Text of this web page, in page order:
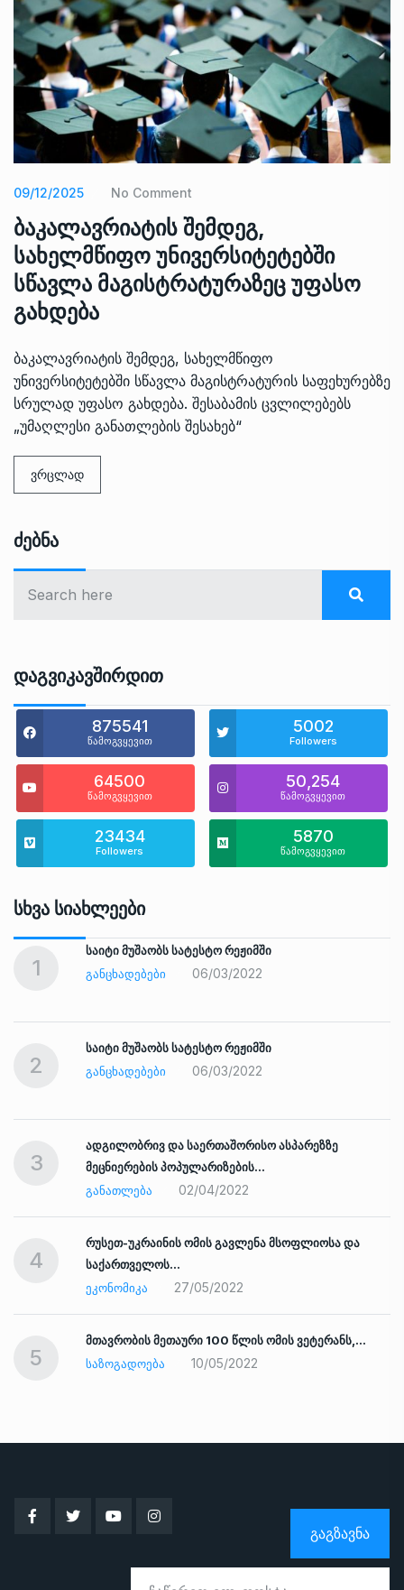
09/12/2025 No Comment
ბაკალავრიატის შემდეგ,
სახელმწიფო უნივერსიტეტებში
სწავლა მაგისტრატურაზეც უფასო
გახდება
ბაკალავრიატის შემდეგ, სახელმწიფო
უნივერსიტეტებში სწავლა მაგისტრატურის საფეხურებზე
სრულად უფასო გახდება. შესაბამის ცვლილებებს
„უმაღლესი განათლების შესახებ“
ვრცლად
Ძებნა
Დაგვიკავშირდით
875541
წამოგვყევით
5002
Followers
64500
წამოგვყევით
50,254
წამოგვყევით
23434
Followers
5870
წამოგვყევით
Სხვა Სიახლეები
1
საიტი მუშაობს სატესტო რეჟიმში
ᲒᲐᲜᲪᲮᲐᲓᲔᲑᲔᲑᲘ
06/03/2022
2
საიტი მუშაობს სატესტო რეჟიმში
ᲒᲐᲜᲪᲮᲐᲓᲔᲑᲔᲑᲘ
06/03/2022
3
ადგილობრივ და საერთაშორისო ასპარეზზე
მეცნიერების პოპულარიზების…
ᲒᲐᲜᲐᲗᲚᲔᲑᲐ
02/04/2022
4
რუსეთ-უკრაინის ომის გავლენა მსოფლიოსა და
საქართველოს…
ᲔᲙᲝᲜᲝᲛᲘᲙᲐ
27/05/2022
5
მთავრობის მეთაური 100 წლის ომის ვეტერანს,…
ᲡᲐᲖᲝᲒᲐᲓᲝᲔᲑᲐ
10/05/2022
ᲒᲐᲒᲖᲐᲕᲜᲐ